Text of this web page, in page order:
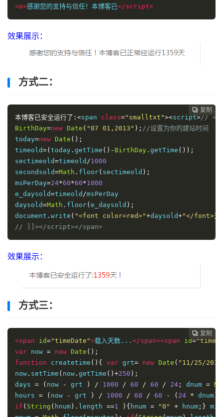
<a>感谢您的支持与信任！本博客已</script>
效果展示：
方式二：
 复制
 复制
 复制
 复制
本博客已安全运行了:<span class="smalltxt"><script>//
BirthDay=new Date ( "07 01,2013" ); //设置为你的建站时间
today=new Date ();
timeold=( today . getTime ()- BirthDay . getTime ());
sectimeold=timeold /1000
secondsold=Math . floor( sectimeold );
msPerDay=24*60*60*1000
e_daysold=timeold /msPerDay
daysold=Math . floor( e_daysold );
document . write ( "<font color=red>"+daysold+"</font>
// ]]></script></span>
效果展示：
方式三：
 复制
 复制
 复制
<span
id="timeDate">载入天数... </span><span id=
var now = new Date ();
function createtime (){ var grt= new Date ( "11/25/
now . setTime ( now . getTime ()+250 );
days = ( now - grt ) / 1000 / 60 / 60 / 24 ; dnum =
hours = ( now - grt ) / 1000 / 60 / 60 - ( 24 * dnum
if ( String ( hnum ). length ==1 ){ hnum = "0" + hnum ;}